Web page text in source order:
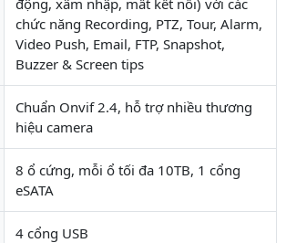
chức năng Recording, PTZ, Tour, Alarm,
Video Push, Email, FTP, Snapshot,
Buzzer & Screen tips
Chuẩn Onvif 2.4, hỗ trợ nhiều thương
hiệu camera
8 ổ cứng, mỗi ổ tối đa 10TB, 1 cổng
eSATA
4 cổng USB